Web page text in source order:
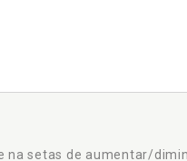
na setas de aumentar/